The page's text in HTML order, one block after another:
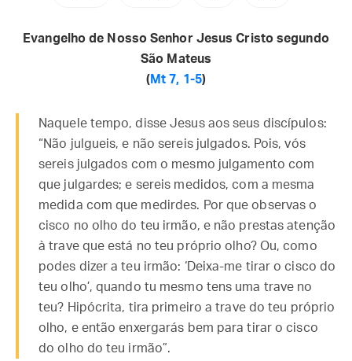
Evangelho de Nosso Senhor Jesus Cristo segundo
São Mateus
( Mt 7, 1-5)
Naquele tempo, disse Jesus aos seus discípulos:
“Não julgueis, e não sereis julgados. Pois, vós
sereis julgados com o mesmo julgamento com
que julgardes; e sereis medidos, com a mesma
medida com que medirdes. Por que observas o
cisco no olho do teu irmão, e não prestas atenção
à trave que está no teu próprio olho? Ou, como
podes dizer a teu irmão: ‘Deixa-me tirar o cisco do
teu olho’, quando tu mesmo tens uma trave no
teu? Hipócrita, tira primeiro a trave do teu próprio
olho, e então enxergarás bem para tirar o cisco
do olho do teu irmão”.